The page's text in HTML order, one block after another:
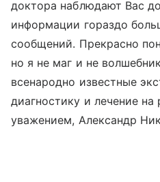
доктора наблюдают Вас
информации гораздо
сообщений. Прекрасно
но я не маг и не
всенародно известные
диагностику и лечение на
уважением, Александр